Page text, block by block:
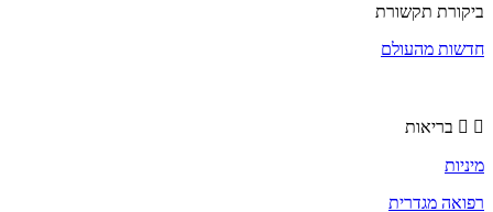
ביקורת תקשורת
חדשות מהעולם
בריאות
מיניות
רפואה מגדרית